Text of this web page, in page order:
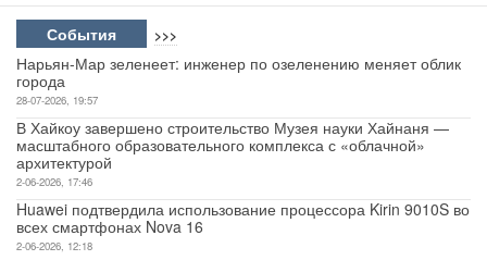
События >>>
Нарьян-Мар зеленеет: инженер по озеленению меняет облик
города
28-07-2026, 19:57
В Хайкоу завершено строительство Музея науки Хайнаня —
масштабного образовательного комплекса с «облачной»
архитектурой
2-06-2026, 17:46
Huawei подтвердила использование процессора Kirin 9010S во
всех смартфонах Nova 16
2-06-2026, 12:18